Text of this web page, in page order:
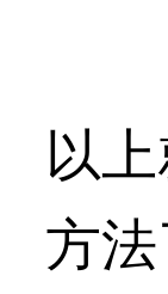
以
方